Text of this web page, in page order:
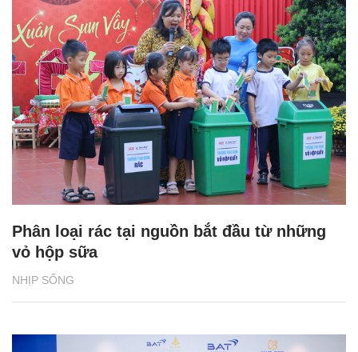
NHỊP SỐNG
Phân loại rác tại nguồn bắt đầu từ những
vỏ hộp sữa